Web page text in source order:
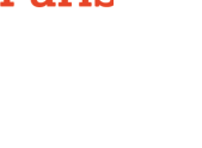
de service